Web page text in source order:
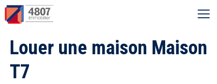
Vente
Location
Ouvrir le menu
Louer une maison Maison
T7